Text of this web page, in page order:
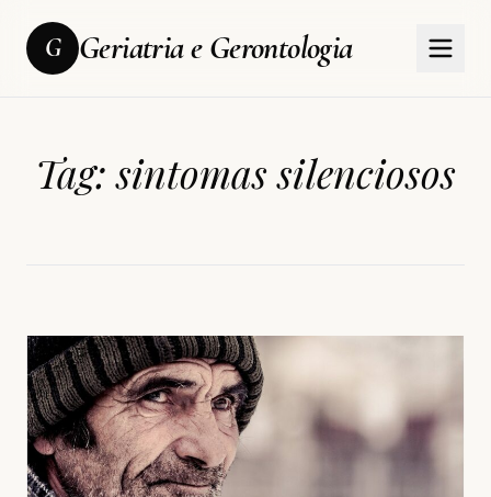
G Geriatria e Gerontologia
Tag:sintomas silenciosos